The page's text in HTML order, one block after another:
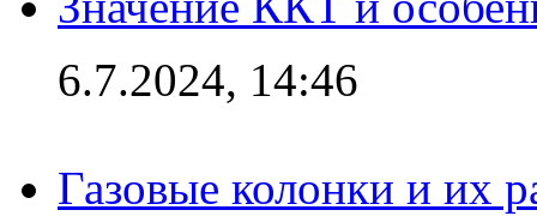
6.7.2024, 14:46
Газовые колонки и их